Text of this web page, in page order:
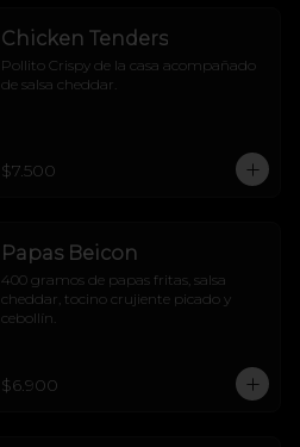
Chicken Tenders
Pollito Crispy de la casa acompañado
de salsa cheddar.
$7.500
Papas Beicon
400 gramos de papas fritas, salsa
cheddar, tocino crujiente picado y
cebollín.
$6.900